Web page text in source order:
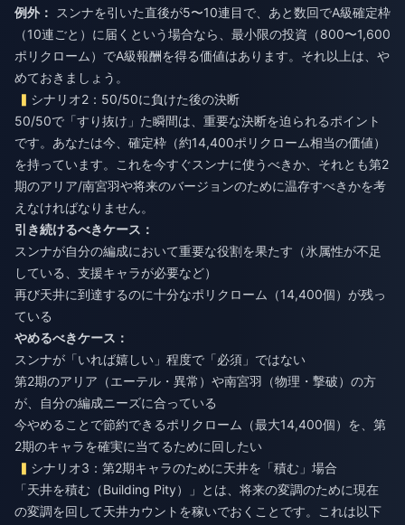
例外：
スンナを引いた直後が5〜10連目で、あと数回でA級確定枠
（10連ごと）に届くという場合なら、最小限の投資（800〜1,600
ポリクローム）でA級報酬を得る価値はあります。それ以上は、や
めておきましょう。
シナリオ2：50/50に負けた後の決断
50/50で「すり抜け」た瞬間は、重要な決断を迫られるポイント
です。あなたは今、確定枠（約14,400ポリクローム相当の価値）
を持っています。これを今すぐスンナに使うべきか、それとも第2
期のアリア/南宮羽や将来のバージョンのために温存すべきかを考
えなければなりません。
引き続けるべきケース：
スンナが自分の編成において重要な役割を果たす（氷属性が不足
している、支援キャラが必要など）
再び天井に到達するのに十分なポリクローム（14,400個）が残っ
ている
やめるべきケース：
スンナが「いれば嬉しい」程度で「必須」ではない
第2期のアリア（エーテル・異常）や南宮羽（物理・撃破）の方
が、自分の編成ニーズに合っている
今やめることで節約できるポリクローム（最大14,400個）を、第
2期のキャラを確実に当てるために回したい
シナリオ3：第2期キャラのために天井を「積む」場合
「天井を積む（Building Pity）」とは、将来の変調のために現在
の変調を回して天井カウントを稼いでおくことです。これは以下